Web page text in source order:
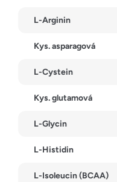
L-Arginin
Kys. asparagová
L-Cystein
Kys. glutamová
L-Glycin
L-Histidin
L-Isoleucin (BCAA)